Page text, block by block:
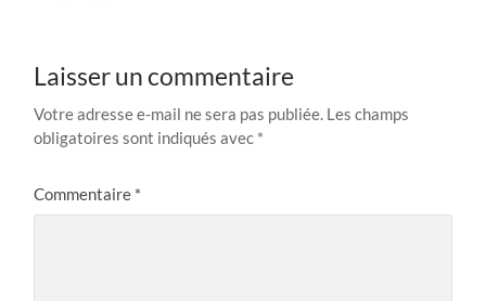
Laisser un commentaire
Votre adresse e-mail ne sera pas publiée. Les champs
obligatoires sont indiqués avec *
Commentaire *